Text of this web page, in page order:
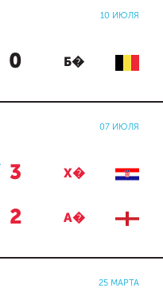
10 ИЮЛЯ
0 Б�
07 ИЮЛЯ
3 Х�
2 А�
25 МАРТА